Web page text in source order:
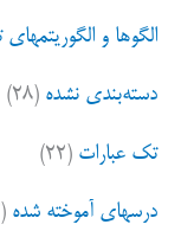
الگوها و
دسته‌بندی نشده (۲۸)
تک عبارات (۲۲)
درسهای آموخته شده (۳)